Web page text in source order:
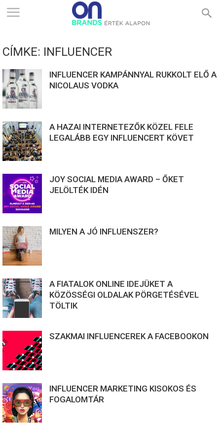
ONBRANDS
ÉRTÉK
ALAPON
CÍMKE: INFLUENCER
INFLUENCER KAMPÁNNYAL RUKKOLT ELŐ A
NICOLAUS VODKA
A HAZAI INTERNETEZŐK KÖZEL FELE
LEGALÁBB EGY INFLUENCERT KÖVET
JOY SOCIAL MEDIA AWARD – ŐKET
JELÖLTÉK IDÉN
MILYEN A JÓ INFLUENSZER?
A FIATALOK ONLINE IDEJÜKET A
KÖZÖSSÉGI OLDALAK PÖRGETÉSÉVEL
TÖLTIK
SZAKMAI INFLUENCEREK A FACEBOOKON
INFLUENCER MARKETING KISOKOS ÉS
FOGALOMTÁR